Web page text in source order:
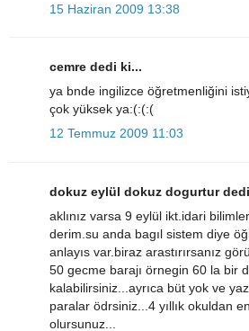
15 Haziran 2009 13:38
cemre dedi ki...
ya bnde ingilizce öğretmenliğini
çok yüksek ya:(:(:(
12 Temmuz 2009 11:03
dokuz eylül dokuz dogurtur
aklınız varsa 9 eylül ikt.idari
derim.su anda bagıl sistem diye
anlayıs var.biraz arastırırsanız
50 gecme barajı örnegin 60 la bir
kalabilirsiniz...ayrıca büt yok ve
paralar ödrsiniz...4 yıllık okuldan
olursunuz...